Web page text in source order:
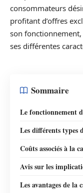
consommateurs
profitant d’offres
son
ses différentes
Sommaire
Le fonctionnement
Les différents types
Coûts associés à la
Avis sur les
Les avantages de